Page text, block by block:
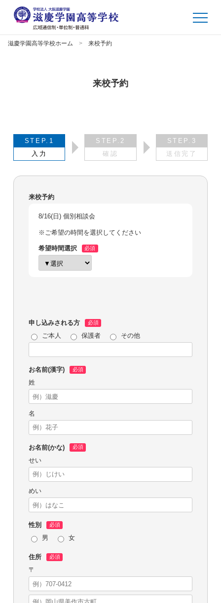
滋慶学園高等学校ホーム 来校予約
来校予約
STEP.1
入力
STEP.2
確認
STEP.3
送信完了
来校予約
8/16(日) 個別相談会
※ご希望の時間を選択してください
希望時間選択
申し込みされる方
ご本人
保護者 その他
お名前(漢字)
姓
名
お名前(かな)
せい
めい
性別
男
女
住所
〒